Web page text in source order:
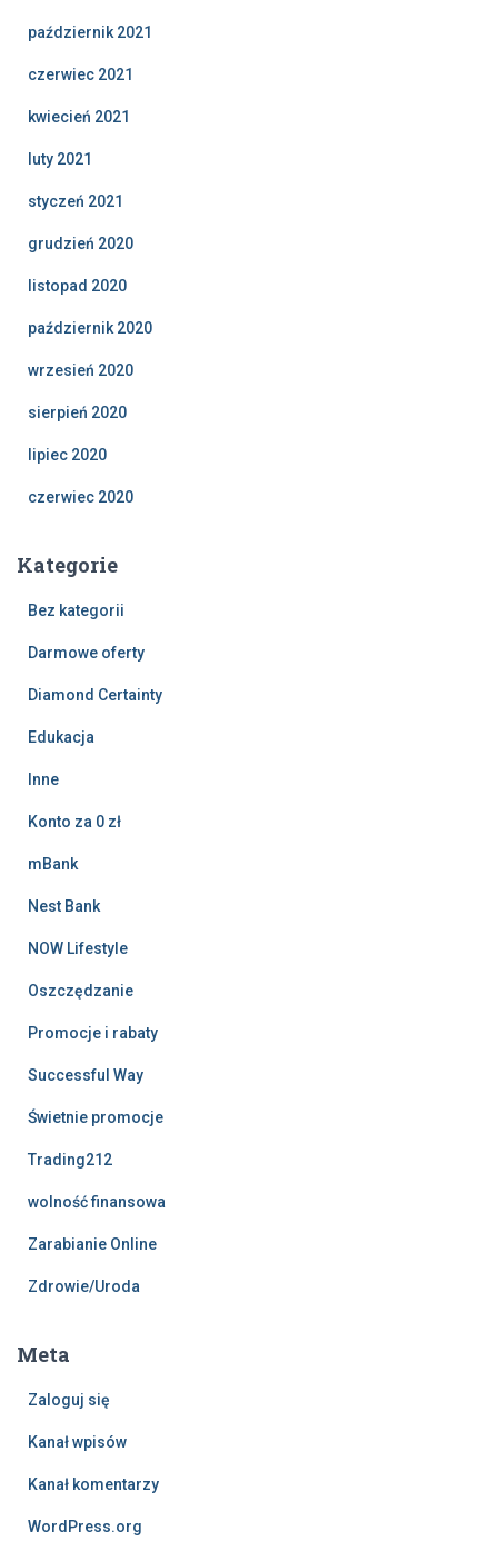
październik 2021
czerwiec 2021
kwiecień 2021
luty 2021
styczeń 2021
grudzień 2020
listopad 2020
październik 2020
wrzesień 2020
sierpień 2020
lipiec 2020
czerwiec 2020
Kategorie
Bez kategorii
Darmowe oferty
Diamond Certainty
Edukacja
Inne
Konto za 0 zł
mBank
Nest Bank
NOW Lifestyle
Oszczędzanie
Promocje i rabaty
Successful Way
Świetnie promocje
Trading212
wolność finansowa
Zarabianie Online
Zdrowie/Uroda
Meta
Zaloguj się
Kanał wpisów
Kanał komentarzy
WordPress.org